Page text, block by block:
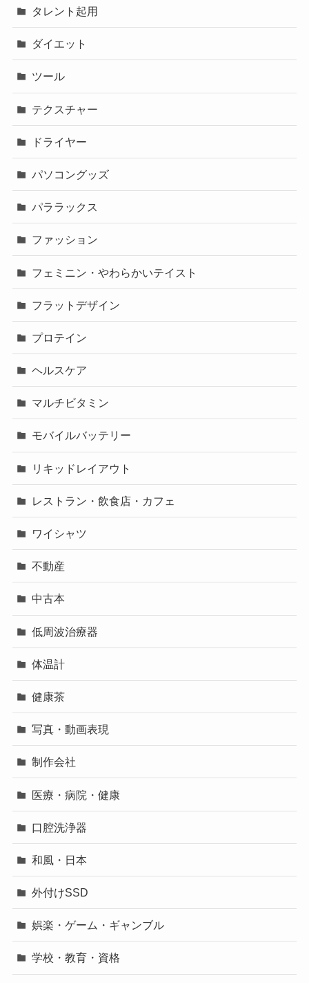
タレント起用
ダイエット
ツール
テクスチャー
ドライヤー
パソコングッズ
パララックス
ファッション
フェミニン・やわらかいテイスト
フラットデザイン
プロテイン
ヘルスケア
マルチビタミン
モバイルバッテリー
リキッドレイアウト
レストラン・飲食店・カフェ
ワイシャツ
不動産
中古本
低周波治療器
体温計
健康茶
写真・動画表現
制作会社
医療・病院・健康
口腔洗浄器
和風・日本
外付けSSD
娯楽・ゲーム・ギャンブル
学校・教育・資格